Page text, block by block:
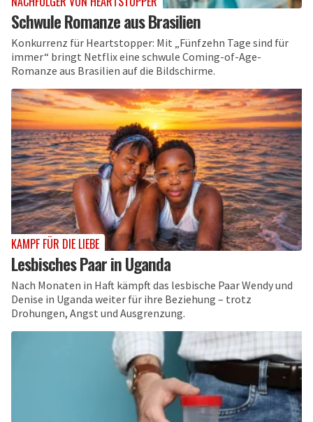
Schwule Romanze aus Brasilien
Konkurrenz für Heartstopper: Mit „Fünfzehn Tage sind für
immer“ bringt Netflix eine schwule Coming-of-Age-
Romanze aus Brasilien auf die Bildschirme.
KAMPF FÜR DIE LIEBE
Lesbisches Paar in Uganda
Nach Monaten in Haft kämpft das lesbische Paar Wendy und
Denise in Uganda weiter für ihre Beziehung – trotz
Drohungen, Angst und Ausgrenzung.